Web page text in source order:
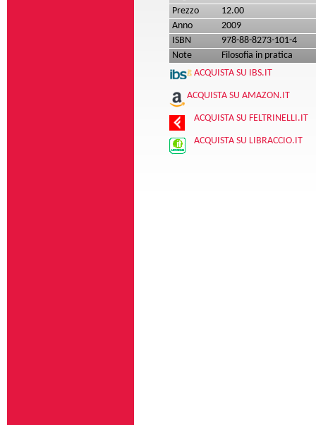
Prezzo
12.00
Anno
2009
ISBN
978-88-8273-101-4
Note
Filosofia in pratica
ACQUISTA SU IBS.IT
ACQUISTA SU AMAZON.IT
ACQUISTA SU FELTRINELLI.IT
ACQUISTA SU LIBRACCIO.IT